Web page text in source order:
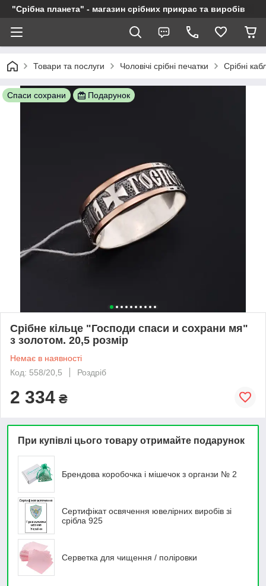
"Срібна планета" - магазин срібних прикрас та виробів
Товари та послуги Чоловічі срібні печатки Срібні
Спаси сохрани Подарунок
Срібне кільце "Господи спаси и сохрани мя"
з золотом. 20,5 розмір
Немає в наявності
Код: 558/20,5
Роздріб
2 334 ₴
При купівлі цього товару отримайте подарунок
Брендова коробочка і мішечок з органзи № 2
Сертифікат освячення ювелірних виробів зі
срібла 925
Серветка для чищення / поліровки